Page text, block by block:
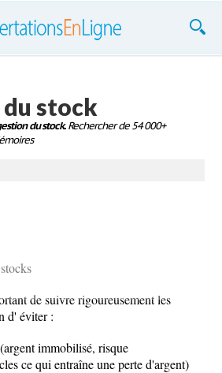
stock
du stock.Rechercher de 54 000+
de suivre rigoureusement les
d' éviter :
immobilisé, risque
ce qui entraîne une perte d'argent)